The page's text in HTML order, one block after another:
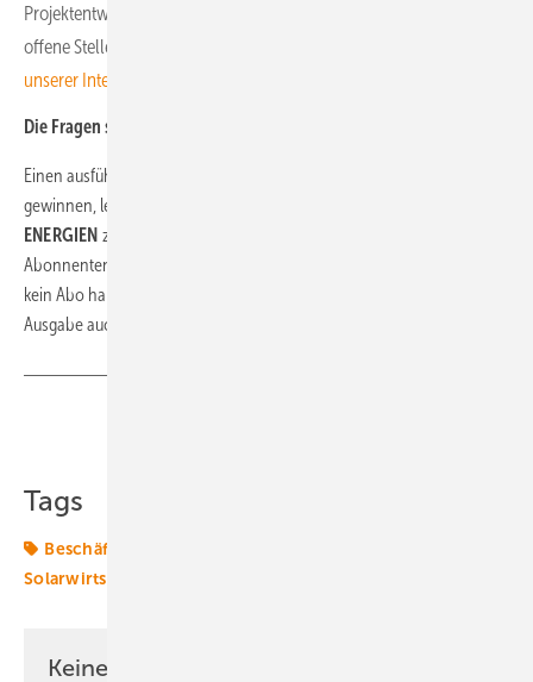
Projektentwicklung und im Produkt- und Innovationsmanagement
offene Stellen. Eine aktuelle Übersicht gibt es
unserer Internetseite
Die Fragen stellte Sven Ullrich.
Einen ausführlichen Bericht zu Strategien, um neue Fachkräfte zu
gewinnen, lesen Sie in der Spezialausgabe von
ENERGIEN zum Thema Beschäftigung in den Regenerativbranchen.
Abonnenten können die
kein Abo haben,
Ausgabe auch
Tags
Beschäftigung
Solarwirtschaft
Keine Zeit? Kein Problem mit dem ERE